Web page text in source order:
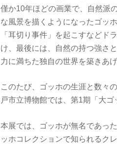
僅か10年ほどの画業で、自然派
な風景を描くようになったゴッホ
「耳切り事件」を起こすなどド
け、最後には、自然の持つ強さ
力に満ちた独自の世界を築きあげ
このたび、ゴッホの生涯と数々
戸市立博物館では、第1期「大
本展では、ゴッホが無名であっ
ッホコレクションで知られるク